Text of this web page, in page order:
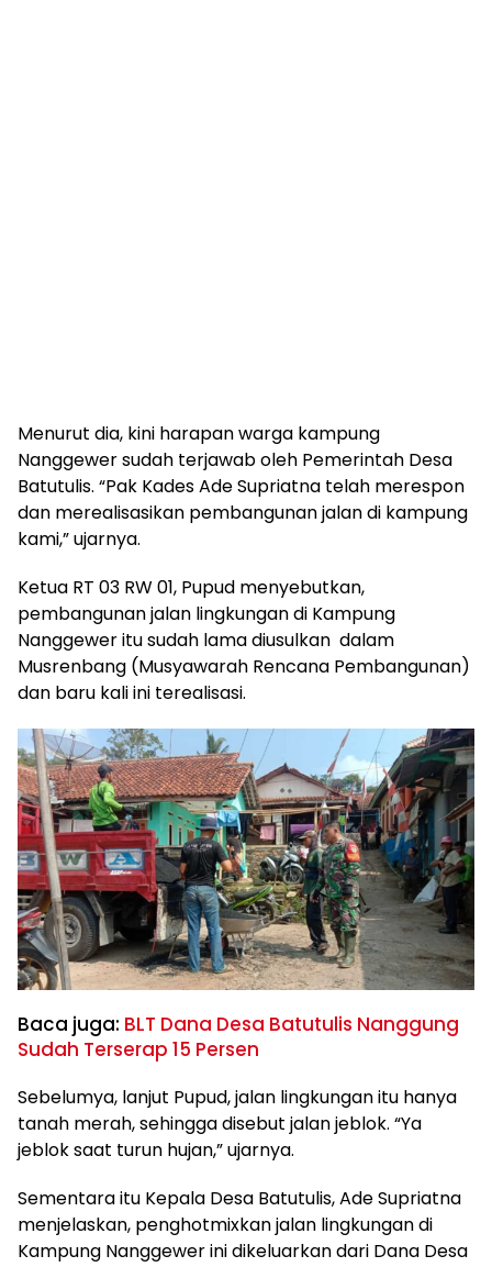
Menurut dia, kini harapan warga kampung
Nanggewer sudah terjawab oleh Pemerintah Desa
Batutulis. “Pak Kades Ade Supriatna telah merespon
dan merealisasikan pembangunan jalan di kampung
kami,” ujarnya.
Ketua RT 03 RW 01, Pupud menyebutkan,
pembangunan jalan lingkungan di Kampung
Nanggewer itu sudah lama diusulkan dalam
Musrenbang (Musyawarah Rencana Pembangunan)
dan baru kali ini terealisasi.
Baca juga: BLT Dana Desa Batutulis Nanggung
Sudah Terserap 15 Persen
Sebelumya, lanjut Pupud, jalan lingkungan itu hanya
tanah merah, sehingga disebut jalan jeblok. “Ya
jeblok saat turun hujan,” ujarnya.
Sementara itu Kepala Desa Batutulis, Ade Supriatna
menjelaskan, penghotmixkan jalan lingkungan di
Kampung Nanggewer ini dikeluarkan dari Dana Desa